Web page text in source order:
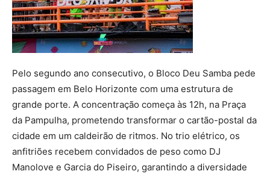
Pelo segundo ano consecutivo, o Bloco Deu Samba pede
passagem em Belo Horizonte com uma estrutura de
grande porte. A concentração começa às 12h, na Praça
da Pampulha, prometendo transformar o cartão-postal da
cidade em um caldeirão de ritmos. No trio elétrico, os
anfitriões recebem convidados de peso como DJ
Manolove e Garcia do Piseiro, garantindo a diversidade